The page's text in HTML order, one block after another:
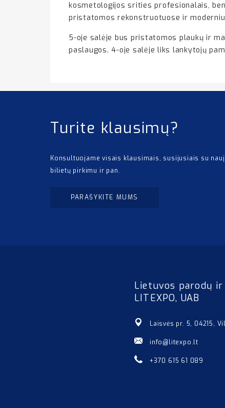
kosmetologijos srities profesionalais,
pristatomos rekonstruotuose ir
5-oje salėje bus pristatomos plaukų ir
paslaugos. 4-oje salėje liks lankytojų
Turite klausimų?
Konsultuojame visais klausimais, susijusiais su
bilietų pirkimu ir pan.
PARAŠYKITE MUMS
Lietuvos parodų
LITEXPO, UAB
Laisvės pr. 5, 04215,
info@litexpo.lt
+370 615 61 089